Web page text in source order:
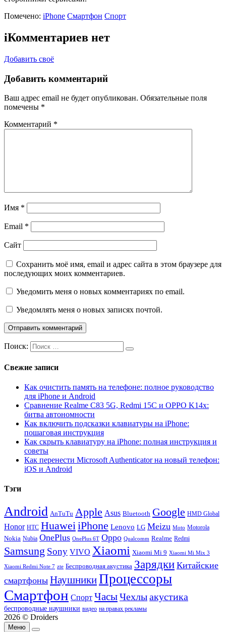
Помечено: iPhone Смартфон Спорт
iКомментариев нет
Добавить своё
Добавить комментарий
Ваш адрес email не будет опубликован. Обязательные поля
помечены *
Комментарий *
Имя *
Email *
Сайт
Сохранить моё имя, email и адрес сайта в этом браузере для
последующих моих комментариев.
Уведомить меня о новых комментариях по email.
Уведомлять меня о новых записях почтой.
Поиск:
Свежие записи
Как очистить память на телефоне: полное руководство
для iPhone и Android
Сравнение Realme C83 5G, Redmi 15C и OPPO K14x:
битва автономности
Как включить подсказки клавиатуры на iPhone:
пошаговая инструкция
Как скрыть клавиатуру на iPhone: полная инструкция и
советы
Как перенести Microsoft Authenticator на новый телефон:
iOS и Android
Тэги
Android AnTuTu Apple Asus Bluetooth Google HMD Global
Honor HTC HuaweiiPhone Lenovo LG Meizu Moto Motorola
Nokia Nubia OnePlus OnePlus 6T Oppo Qualcomm Realme Redmi
Samsung Sony VIVO Xiaomi Xiaomi Mi 9 Xiaomi Mi Mix 3
Xiaomi Redmi Note 7 zte Беспроводная акустика Зарядки Китайские
смартфоны НаушникиПроцессоры
Смартфон Спорт ЧасыЧехлыакустика
беспроводные наушники видео на правах рекламы
2026 © Droiders
Меню